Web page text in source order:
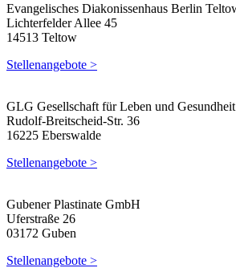
Evangelisches Diakonissenhaus Berlin
Lichterfelder Allee 45
14513 Teltow
Stellenangebote >
GLG Gesellschaft für Leben und
Rudolf-Breitscheid-Str. 36
16225 Eberswalde
Stellenangebote >
Gubener Plastinate GmbH
Uferstraße 26
03172 Guben
Stellenangebote >